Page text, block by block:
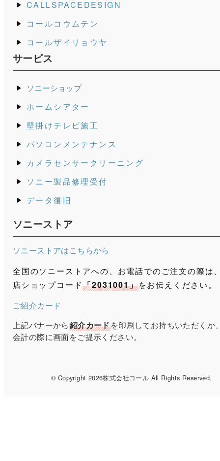
CALLSPACEDESIGN
コールコウムテン
コールザイリョウヤ
サービス
ソニーショップ
ホームシアター
壁掛けテレビ施工
パソコンメンテナンス
カメラセンサークリーニング
ソニー製品修理受付
データ復旧
ソニーストア
ソニーストアはこちらから
全国のソニーストアへの、お電話でのご注文の際は
店ショップコード「2031001」をお伝えください。
ご紹介カード
上記バナーから紹介カードを印刷してお持ちいただくか
会計の際に画面をご提示ください。
© Copyright 2026株式会社コール All Rights Reserved.